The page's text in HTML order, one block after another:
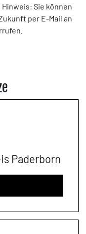
per E-Mail an
Paderborn